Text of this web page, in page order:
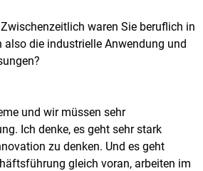
waren Sie beruflich in
also die industrielle Anwendung und
und wir müssen sehr
Ich denke, es geht sehr stark
zu denken. Und es geht
gleich voran, arbeiten im